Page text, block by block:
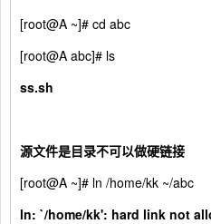
[root@A ~]# cd abc
[root@A abc]# ls
ss.sh
源文件是目录不可以做硬链接
[root@A ~]# ln /home/kk ~/abc
ln: `/home/kk': hard link not